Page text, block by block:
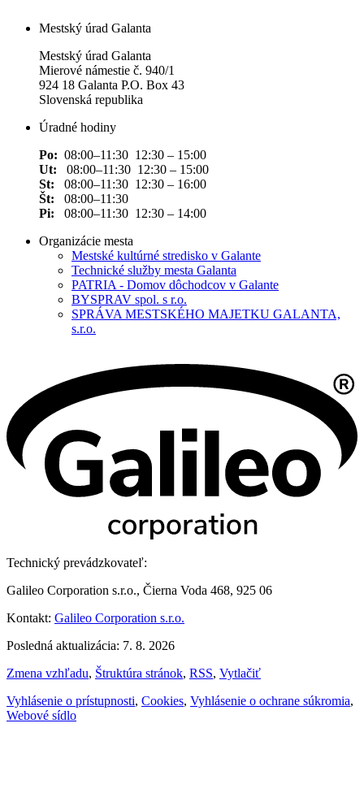
Mestský úrad Galanta
Mestský úrad Galanta
Mierové námestie č. 940/1
924 18 Galanta P.O. Box 43
Slovenská republika
Úradné hodiny
Po: 08:00–11:30 12:30 – 15:00
Ut: 08:00–11:30 12:30 – 15:00
St: 08:00–11:30 12:30 – 16:00
Št: 08:00–11:30
Pi: 08:00–11:30 12:30 – 14:00
Organizácie mesta
Mestské kultúrné stredisko v Galante
Technické služby mesta Galanta
PATRIA - Domov dôchodcov v Galante
BYSPRAV spol. s r.o.
SPRÁVA MESTSKÉHO MAJETKU GALANTA,
s.r.o.
Technický prevádzkovateľ:
Galileo Corporation s.r.o., Čierna Voda 468, 925 06
Kontakt: Galileo Corporation s.r.o.
Posledná aktualizácia: 7. 8. 2026
Zmena vzhľadu, Štruktúra stránok, RSS, Vytlačiť
Vyhlásenie o prístupnosti, Cookies, Vyhlásenie o ochrane súkromia,
Webové sídlo